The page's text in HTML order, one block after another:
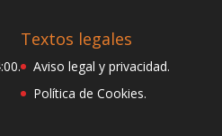
Textos legales
Aviso legal y privacidad.
Política de Cookies.